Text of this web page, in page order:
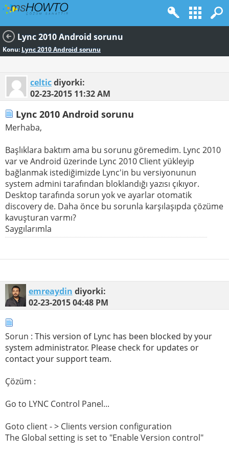
Lync 2010 Android sorunu
Konu: Lync 2010 Android sorunu
celticdiyorki:
02-23-2015 11:32 AM
Lync 2010 Android sorunu
Merhaba,
Başlıklara baktım ama bu sorunu göremedim. Lync 2010
var ve Android üzerinde Lync 2010 Client yükleyip
bağlanmak istediğimizde Lync'in bu versiyonunun
system admini tarafından bloklandığı yazısı çıkıyor.
Desktop tarafında sorun yok ve ayarlar otomatik
discovery de. Daha önce bu sorunla karşılaşıpda çözüme
kavuşturan varmı?
Saygılarımla
emreaydin diyorki:
02-23-201504:48 PM
Sorun : This version of Lync has been blocked by your
system administrator. Please check for updates or
contact your support team.
Çözüm :
Go to LYNC Control Panel...
Goto client - > Clients version configuration
The Global setting is set to "Enable Version control"